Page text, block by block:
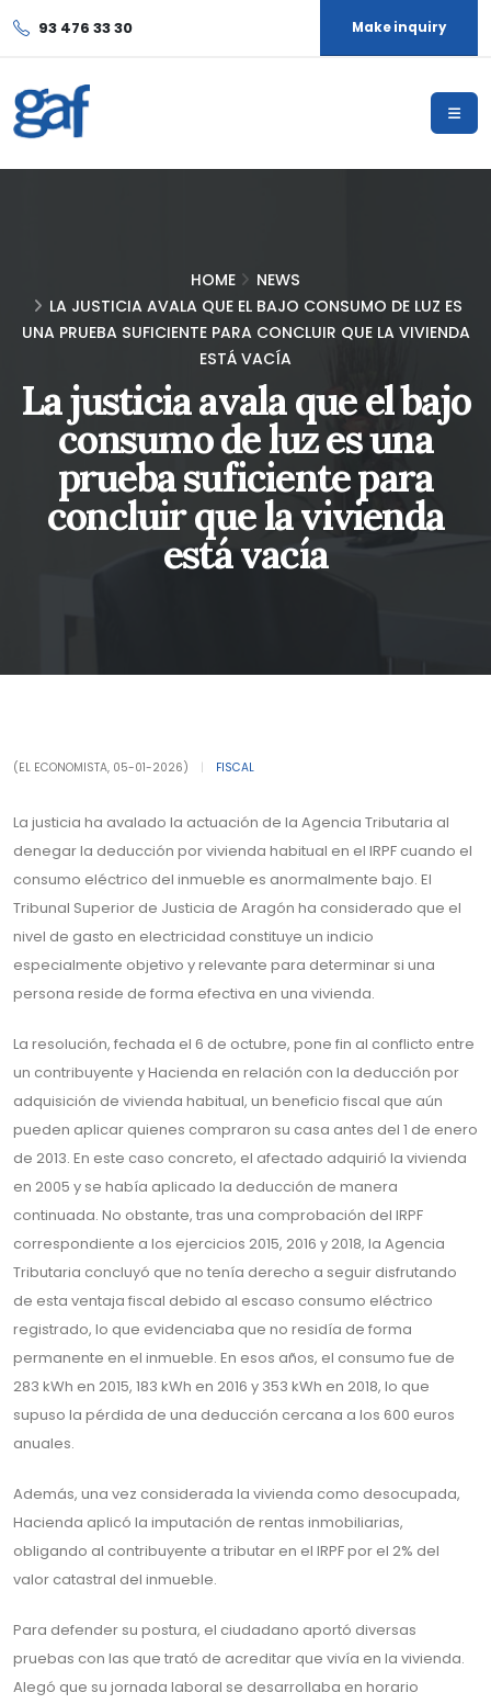
93 476 33 30 Make inquiry
HOME
NEWS
LA JUSTICIA AVALA QUE EL BAJO CONSUMO DE LUZ ES
UNA PRUEBA SUFICIENTE PARA CONCLUIR QUE LA VIVIENDA
ESTÁ VACÍA
La justicia avala que el bajo
consumo de luz es una
prueba suficiente para
concluir que la vivienda
está vacía
(EL ECONOMISTA, 05-01-2026) FISCAL
La justicia ha avalado la actuación de la Agencia Tributaria al
denegar la deducción por vivienda habitual en el IRPF cuando el
consumo eléctrico del inmueble es anormalmente bajo. El
Tribunal Superior de Justicia de Aragón ha considerado que el
nivel de gasto en electricidad constituye un indicio
especialmente objetivo y relevante para determinar si una
persona reside de forma efectiva en una vivienda.
La resolución, fechada el 6 de octubre, pone fin al conflicto entre
un contribuyente y Hacienda en relación con la deducción por
adquisición de vivienda habitual, un beneficio fiscal que aún
pueden aplicar quienes compraron su casa antes del 1 de enero
de 2013. En este caso concreto, el afectado adquirió la vivienda
en 2005 y se había aplicado la deducción de manera
continuada. No obstante, tras una comprobación del IRPF
correspondiente a los ejercicios 2015, 2016 y 2018, la Agencia
Tributaria concluyó que no tenía derecho a seguir disfrutando
de esta ventaja fiscal debido al escaso consumo eléctrico
registrado, lo que evidenciaba que no residía de forma
permanente en el inmueble. En esos años, el consumo fue de
283 kWh en 2015, 183 kWh en 2016 y 353 kWh en 2018, lo que
supuso la pérdida de una deducción cercana a los 600 euros
anuales.
Además, una vez considerada la vivienda como desocupada,
Hacienda aplicó la imputación de rentas inmobiliarias,
obligando al contribuyente a tributar en el IRPF por el 2% del
valor catastral del inmueble.
Para defender su postura, el ciudadano aportó diversas
pruebas con las que trató de acreditar que vivía en la vivienda.
Alegó que su jornada laboral se desarrollaba en horario